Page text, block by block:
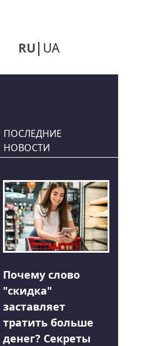
RU UA
ПОСЛЕДНИЕ
НОВОСТИ
Почему слово
"скидка"
заставляет
тратить больше
денег? Секреты